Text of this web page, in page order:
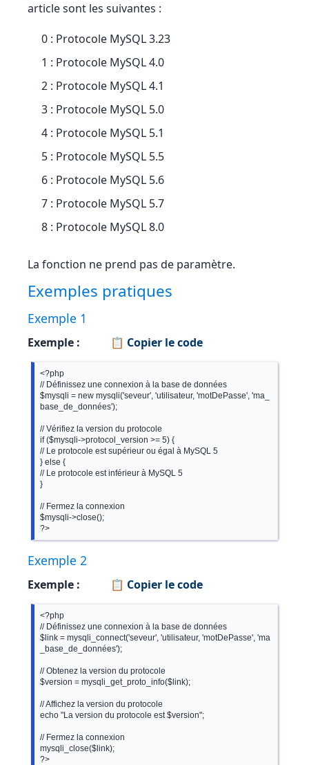
article sont les suivantes :
0 : Protocole MySQL 3.23
1 : Protocole MySQL 4.0
2 : Protocole MySQL 4.1
3 : Protocole MySQL 5.0
4 : Protocole MySQL 5.1
5 : Protocole MySQL 5.5
6 : Protocole MySQL 5.6
7 : Protocole MySQL 5.7
8 : Protocole MySQL 8.0
La fonction ne prend pas de paramètre.
Exemples pratiques
Exemple 1
Exemple : 📋 Copier le code
<?php
// Définissez une connexion à la base de données
$mysqli = new mysqli('seveur', 'utilisateur, 'motDePasse', 'ma_
base_de_données');
// Vérifiez la version du protocole
if ($mysqli->protocol_version >= 5) {
// Le protocole est supérieur ou égal à MySQL 5
} else {
// Le protocole est inférieur à MySQL 5
}
// Fermez la connexion
$mysqli->close();
?>
Exemple 2
Exemple : 📋 Copier le code
<?php
// Définissez une connexion à la base de données
$link = mysqli_connect('seveur', 'utilisateur, 'motDePasse', 'ma
_base_de_données');
// Obtenez la version du protocole
$version = mysqli_get_proto_info($link);
// Affichez la version du protocole
echo "La version du protocole est $version";
// Fermez la connexion
mysqli_close($link);
?>